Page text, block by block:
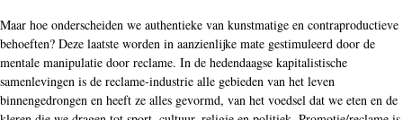
Maar hoe onderscheiden we authentieke van kunstmatige en contraproductieve
behoeften? Deze laatste worden in aanzienlijke mate gestimuleerd door de
mentale manipulatie door reclame. In de hedendaagse kapitalistische
samenlevingen is de reclame-industrie alle gebieden van het leven
binnengedrongen en heeft ze alles gevormd, van het voedsel dat we eten en de